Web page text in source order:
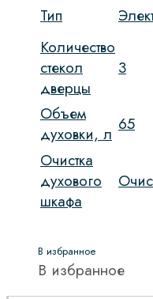
Тип
Количество
стекол
дверцы
3
Объем
духовки, л 65
Очистка
духового
шкафа
В избранное
В избранное